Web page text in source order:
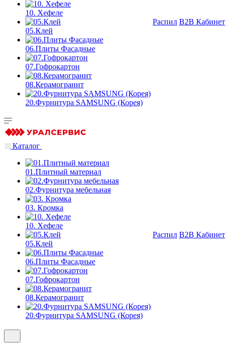
10. Хефеле
05.Клей
06.Плиты Фасадные
07.Гофрокартон
08.Керамогранит
20.Фурнитура SAMSUNG (Корея)
Распил B2B Кабинет
Каталог
01.Плитный материал
02.Фурнитура мебельная
03. Кромка
10. Хефеле
05.Клей
06.Плиты Фасадные
07.Гофрокартон
08.Керамогранит
20.Фурнитура SAMSUNG (Корея)
Распил B2B Кабинет